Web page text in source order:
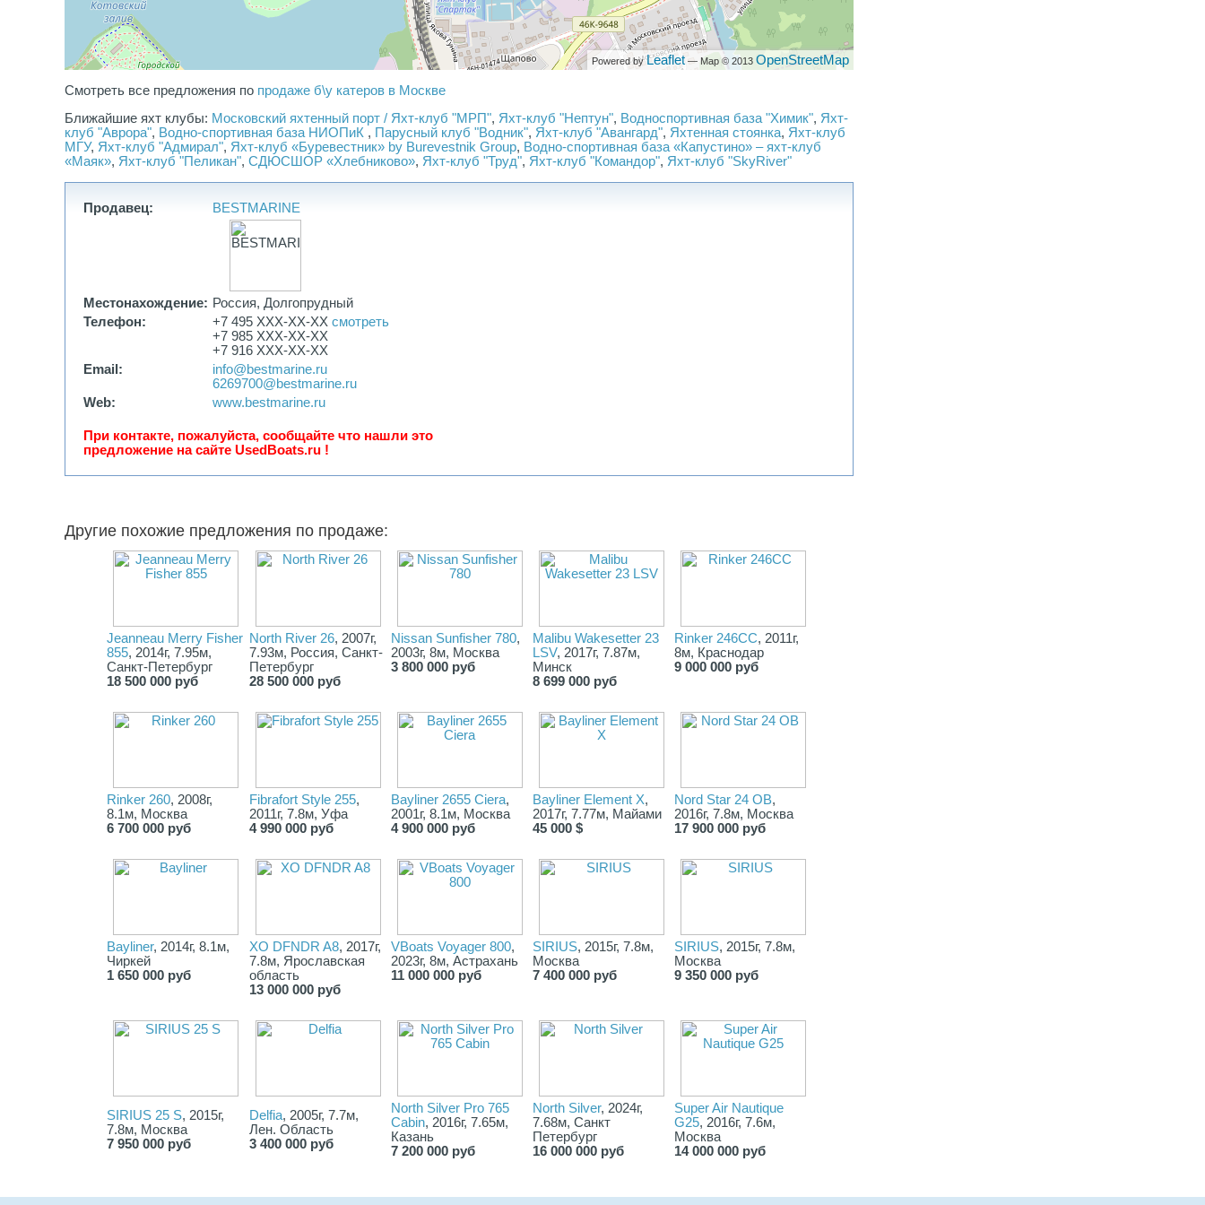
Powered byLeaflet — Map © 2013 OpenStreetMap
Смотреть все предложения по продаже б\у катеров в Москве
Ближайшие яхт клубы: Московский яхтенный порт / Яхт-клуб "МРП", Яхт-клуб "Нептун", Водноспортивная база "Химик", Яхт-
клуб "Аврора", Водно-спортивная база НИОПиК , Парусный клуб "Водник", Яхт-клуб "Авангард", Яхтенная стоянка, Яхт-клуб
МГУ, Яхт-клуб "Адмирал", Яхт-клуб «Буревестник» by Burevestnik Group, Водно-спортивная база «Капустино» – яхт-клуб
«Маяк», Яхт-клуб "Пеликан", СДЮСШОР «Хлебниково», Яхт-клуб "Труд", Яхт-клуб "Командор", Яхт-клуб "SkyRiver"
Продавец: BESTMARINE
Местонахождение: Россия, Долгопрудный
Телефон:
+7 495 XXX-XX-XX
+7 985 XXX-XX-XX
+7 916 XXX-XX-XX
смотреть
Email:
info@bestmarine.ru
6269700@bestmarine.ru
Web:
www.bestmarine.ru
При контакте, пожалуйста, сообщайте что нашли это
предложение на сайте UsedBoats.ru !
Другие похожие предложения по продаже:
Jeanneau Merry Fisher
855, 2014г, 7.95м,
Санкт-Петербург
18 500 000 руб
North River 26, 2007г,
7.93м, Россия, Санкт-
Петербург
28 500 000 руб
Nissan Sunfisher 780,
2003г, 8м, Москва
3 800 000 руб
Malibu Wakesetter 23
LSV, 2017г, 7.87м,
Минск
8 699 000 руб
Rinker 246CC, 2011г,
8м, Краснодар
9 000 000 руб
Rinker 260, 2008г,
8.1м, Москва
6 700 000 руб
Fibrafort Style 255,
2011г, 7.8м, Уфа
4 990 000 руб
Bayliner 2655 Ciera,
2001г, 8.1м, Москва
4 900 000 руб
Bayliner Element X,
2017г, 7.77м, Майами
45 000 $
Nord Star 24 OB,
2016г, 7.8м, Москва
17 900 000 руб
Bayliner, 2014г, 8.1м,
Чиркей
1 650 000 руб
XO DFNDR A8, 2017г,
7.8м, Ярославская
область
13 000 000 руб
VBoats Voyager 800,
2023г, 8м, Астрахань
11 000 000 руб
SIRIUS, 2015г, 7.8м,
Москва
7 400 000 руб
SIRIUS, 2015г, 7.8м,
Москва
9 350 000 руб
SIRIUS 25 S, 2015г,
7.8м, Москва
7 950 000 руб
Delfia, 2005г, 7.7м,
Лен. Область
3 400 000 руб
North Silver Pro 765
Cabin, 2016г, 7.65м,
Казань
7 200 000 руб
North Silver, 2024г,
7.68м, Санкт
Петербург
16 000 000 руб
Super Air Nautique
G25, 2016г, 7.6м,
Москва
14 000 000 руб